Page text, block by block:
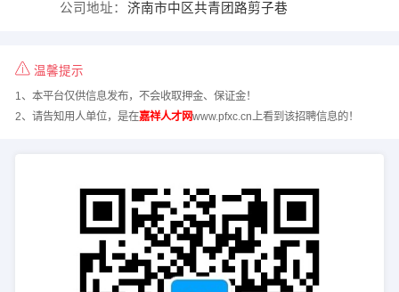
公司地址： 济南市中区共青团路剪子巷
温馨提示
1、本平台仅供信息发布，不会收取押金、保证金！
2、请告知用人单位，是在嘉祥人才网www.pfxc.cn上看到该招聘信息的！